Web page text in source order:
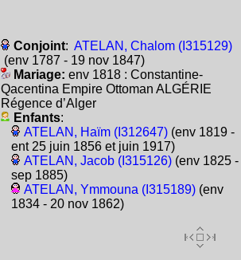
Conjoint: ATELAN, Chalom (I315129)
(env 1787 - 19 nov 1847)
Mariage: env 1818 : Constantine-
Qacentina Empire Ottoman ALGÉRIE
Régence d’Alger
Enfants:
ATELAN, Haïm (I312647)(env 1819 -
ent 25 juin 1856 et juin 1917)
ATELAN, Jacob (I315126)(env 1825 -
sep 1885)
ATELAN, Ymmouna (I315189)(env
1834 - 20 nov 1862)